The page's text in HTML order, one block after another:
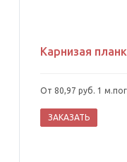
Карнизая
От 80,97 руб. 1
ЗАКАЗАТЬ